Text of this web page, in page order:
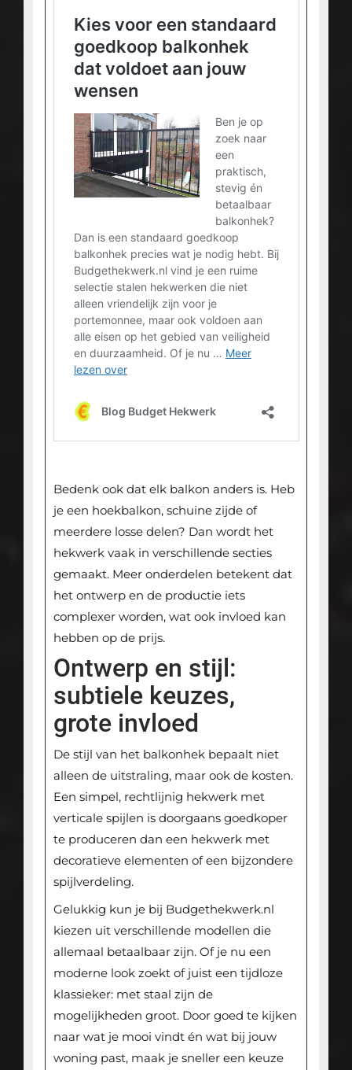
Bedenk ook dat elk balkon anders is. Heb
je een hoekbalkon, schuine zijde of
meerdere losse delen? Dan wordt het
hekwerk vaak in verschillende secties
gemaakt. Meer onderdelen betekent dat
het ontwerp en de productie iets
complexer worden, wat ook invloed kan
hebben op de prijs.
Ontwerp en stijl:
subtiele keuzes,
grote invloed
De stijl van het balkonhek bepaalt niet
alleen de uitstraling, maar ook de kosten.
Een simpel, rechtlijnig hekwerk met
verticale spijlen is doorgaans goedkoper
te produceren dan een hekwerk met
decoratieve elementen of een bijzondere
spijlverdeling.
Gelukkig kun je bij Budgethekwerk.nl
kiezen uit verschillende modellen die
allemaal betaalbaar zijn. Of je nu een
moderne look zoekt of juist een tijdloze
klassieker: met staal zijn de
mogelijkheden groot. Door goed te kijken
naar wat je mooi vindt én wat bij jouw
woning past, maak je sneller een keuze